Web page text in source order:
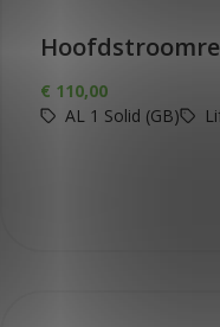
€ 110,00
AL 1 Solid (GB)